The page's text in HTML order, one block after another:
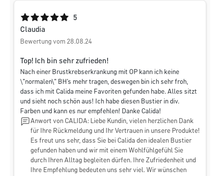
Durchschnittliche Bewertung von 5 von 5 Sternen
5
Claudia
Bewertung vom 28.08.24
Top! Ich bin sehr zufrieden!
Nach einer Brustkrebserkrankung mit OP kann ich keine
\"normalen\" BH's mehr tragen, deswegen bin ich sehr froh,
dass ich mit Calida meine Favoriten gefunden habe. Alles sitzt
und sieht noch schön aus! Ich habe diesen Bustier in div.
Farben und kann es nur empfehlen! Danke Calida!
Anwort von CALIDA: Liebe Kundin, vielen herzlichen Dank
für Ihre Rückmeldung und Ihr Vertrauen in unsere Produkte!
Es freut uns sehr, dass Sie bei Calida den idealen Bustier
gefunden haben und wir mit einem Wohlfühlgefühl Sie
durch Ihren Alltag begleiten dürfen. Ihre Zufriedenheit und
Ihre Empfehlung bedeuten uns sehr viel. Wir wünschen